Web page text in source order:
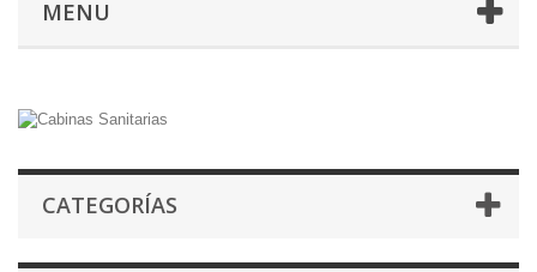
MENU
en tiendas, instalaciones
CATEGORÍAS